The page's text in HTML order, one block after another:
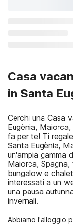
Casa
in Santa
Cerchi una Casa
Eugènia,
fa per te! Ti
Santa Eugènia,
un'ampia gamma
Maiorca,
bungalow e
interessati a un
una pausa
invernali.
Abbiamo l'alloggio